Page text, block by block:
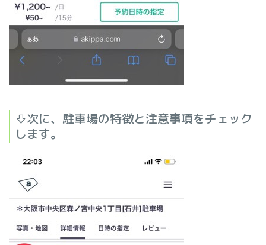
⇩次に、駐車場の特徴と注意事項をチェック
します。